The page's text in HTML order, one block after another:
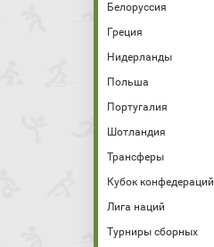
Белоруссия
Греция
Нидерланды
Польша
Португалия
Шотландия
Трансферы
Кубок конфедераций
Лига наций
Турниры сборных